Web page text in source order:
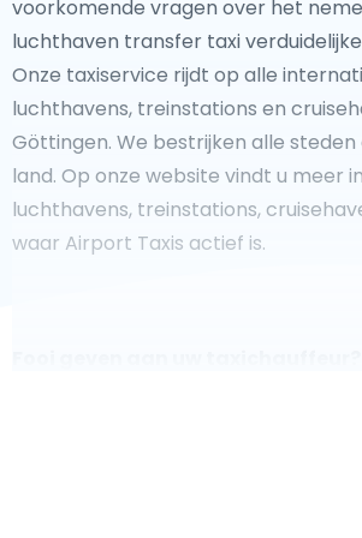
voorkomende vragen over het
luchthaven transfer taxi
Onze taxiservice rijdt op alle
luchthavens, treinstations en
Göttingen. We bestrijken alle
land. Op onze website vindt u meer
luchthavens, treinstations,
waar Airport Taxis actief is.